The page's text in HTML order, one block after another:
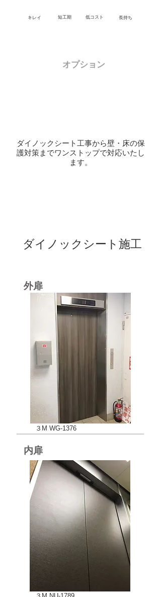
キレイ 短工期 ​低コスト 長持ち
ダイノックシート工事から壁・床の保
護対策までワンストップで対応いたし
ます。
​オプション
ダイノックシート施工
外扉
３M WG-1376
内扉